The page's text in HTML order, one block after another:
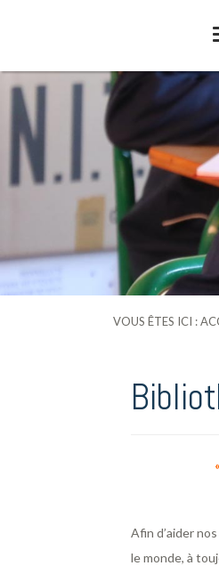
VOUS ÊTES ICI :
Afin d’aider
le monde, à